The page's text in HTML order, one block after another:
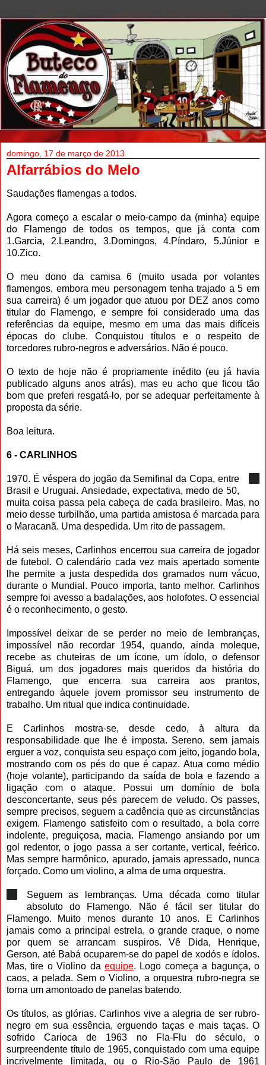
domingo, 17 de março de 2013
Alfarrábios do Melo
Saudações flamengas a todos.
Agora começo a escalar o meio-campo da (minha) equipe
do Flamengo de todos os tempos, que já conta com
1.Garcia, 2.Leandro, 3.Domingos, 4.Píndaro, 5.Júnior e
10.Zico.
O meu dono da camisa 6 (muito usada por volantes
flamengos, embora meu personagem tenha trajado a 5 em
sua carreira) é um jogador que atuou por DEZ anos como
titular do Flamengo, e sempre foi considerado uma das
referências da equipe, mesmo em uma das mais difíceis
épocas do clube. Conquistou títulos e o respeito de
torcedores rubro-negros e adversários. Não é pouco.
O texto de hoje não é propriamente inédito (eu já havia
publicado alguns anos atrás), mas eu acho que ficou tão
bom que preferi resgatá-lo, por se adequar perfeitamente à
proposta da série.
Boa leitura.
6 - CARLINHOS
1970. É véspera do jogão da Semifinal da Copa, entre
Brasil e Uruguai. Ansiedade, expectativa, medo de 50,
muita coisa passa pela cabeça de cada brasileiro. Mas, no
meio desse turbilhão, uma partida amistosa é marcada para
o Maracanã. Uma despedida. Um rito de passagem.
Há seis meses, Carlinhos encerrou sua carreira de jogador
de futebol. O calendário cada vez mais apertado somente
lhe permite a justa despedida dos gramados num vácuo,
durante o Mundial. Pouco importa, tanto melhor. Carlinhos
sempre foi avesso a badalações, aos holofotes. O essencial
é o reconhecimento, o gesto.
Impossível deixar de se perder no meio de lembranças,
impossível não recordar 1954, quando, ainda moleque,
recebe as chuteiras de um ícone, um ídolo, o defensor
Biguá, um dos jogadores mais queridos da história do
Flamengo, que encerra sua carreira aos prantos,
entregando àquele jovem promissor seu instrumento de
trabalho. Um ritual que indica continuidade.
E Carlinhos mostra-se, desde cedo, à altura da
responsabilidade que lhe é imposta. Sereno, sem jamais
erguer a voz, conquista seu espaço com jeito, jogando bola,
mostrando com os pés do que é capaz. Atua como médio
(hoje volante), participando da saída de bola e fazendo a
ligação com o ataque. Possui um domínio de bola
desconcertante, seus pés parecem de veludo. Os passes,
sempre precisos, seguem a cadência que as circunstâncias
exigem. Flamengo satisfeito com o resultado, a bola corre
indolente, preguiçosa, macia. Flamengo ansiando por um
gol redentor, o jogo passa a ser cortante, vertical, feérico.
Mas sempre harmônico, apurado, jamais apressado, nunca
forçado. Como um violino, a alma de uma orquestra.
Seguem as lembranças. Uma década como titular
absoluto do Flamengo. Não é fácil ser titular do
Flamengo. Muito menos durante 10 anos. E Carlinhos
jamais como a principal estrela, o grande craque, o nome
por quem se arrancam suspiros. Vê Dida, Henrique,
Gerson, até Babá ocuparem-se do papel de xodós e ídolos.
Mas, tire o Violino da equipe. Logo começa a bagunça, o
caos, a pelada. Sem o Violino, a orquestra rubro-negra se
torna um amontoado de panelas batendo.
Os títulos, as glórias. Carlinhos vive a alegria de ser rubro-
negro em sua essência, erguendo taças e mais taças. O
sofrido Carioca de 1963 no Fla-Flu do século, o
surpreendente título de 1965, conquistado com uma equipe
incrivelmente limitada, ou o Rio-São Paulo de 1961